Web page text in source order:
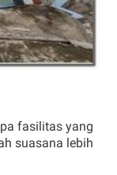
fasilitas yang
suasana lebih